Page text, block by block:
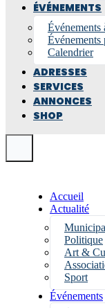
ÉVÉNEMENTS
Événements
Événements
Calendrier
ADRESSES
SERVICES
ANNONCES
SHOP
Accueil
Actualité
Politique
Art &
Sport
Événements